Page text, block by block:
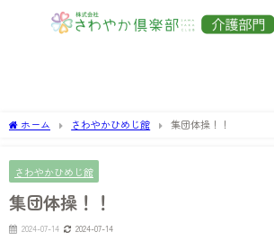
ホーム さわやかひめじ館 集団体操！！
さわやかひめじ館
集団体操！！
2024-07-14 2024-07-14